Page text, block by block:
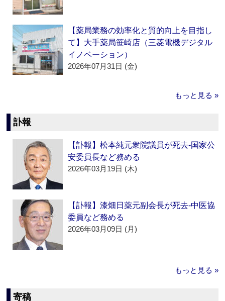
【薬局業務の効率化と質的向上を目指し
て】大手薬局笹崎店（三菱電機デジタル
イノベーション）
2026年07月31日 (金)
もっと見る »
訃報
【訃報】松本純元衆院議員が死去‐国家公
安委員長など務める
2026年03月19日 (木)
【訃報】漆畑日薬元副会長が死去‐中医協
委員など務める
2026年03月09日 (月)
もっと見る »
寄稿